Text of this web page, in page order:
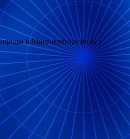
в Минпромторг (есть у